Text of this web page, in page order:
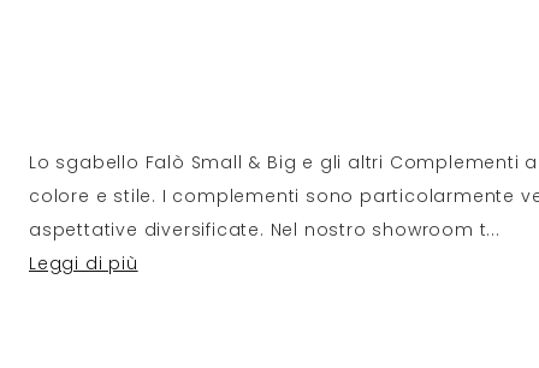
Lo sgabello Falò Small & Big e gli altri Complementi
colore e stile. I complementi sono particolarmente
aspettative diversificate. Nel nostro showroom t...
Leggi di più